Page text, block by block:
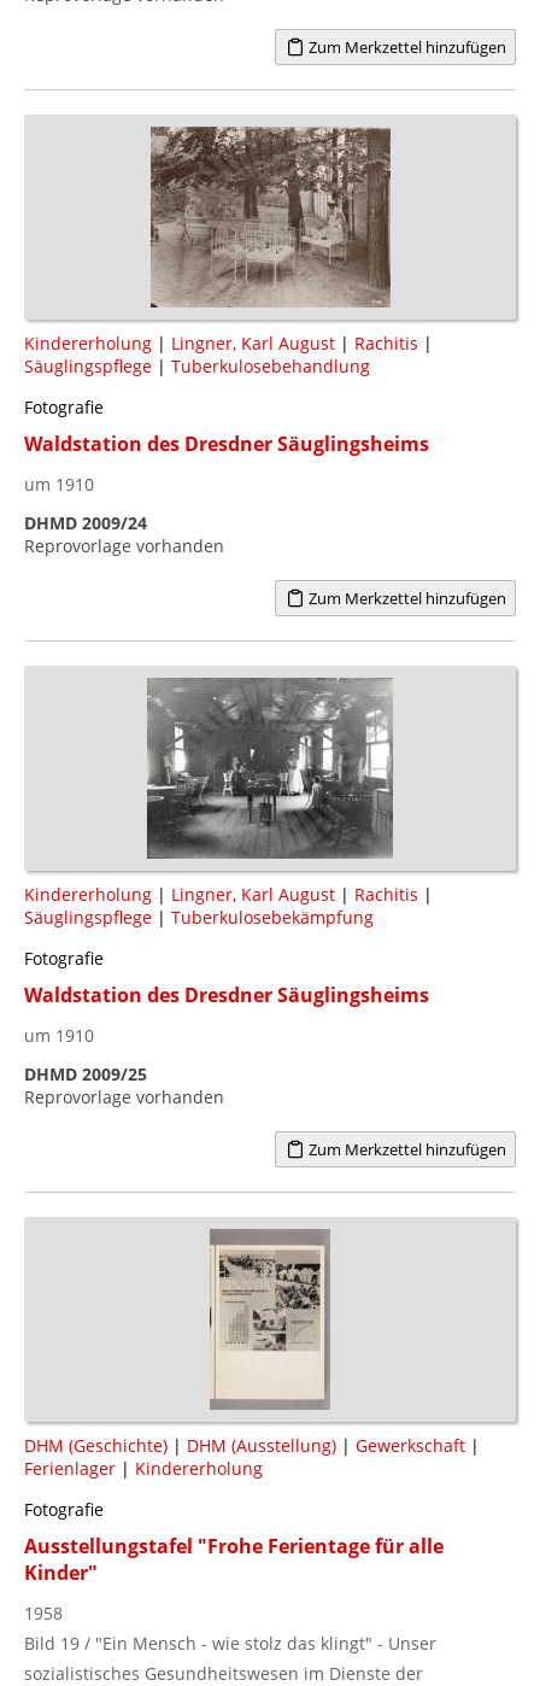
Zum Merkzettel hinzufügen
Kindererholung | Lingner, Karl August | Rachitis |
Säuglingspflege | Tuberkulosebehandlung
Fotografie
Waldstation des Dresdner Säuglingsheims
um 1910
DHMD 2009/24
Reprovorlage vorhanden
Zum Merkzettel hinzufügen
Kindererholung | Lingner, Karl August | Rachitis |
Säuglingspflege | Tuberkulosebekämpfung
Fotografie
Waldstation des Dresdner Säuglingsheims
um 1910
DHMD 2009/25
Reprovorlage vorhanden
Zum Merkzettel hinzufügen
DHM (Geschichte) | DHM (Ausstellung) | Gewerkschaft |
Ferienlager | Kindererholung
Fotografie
Ausstellungstafel "Frohe Ferientage für alle
Kinder"
1958
Bild 19 / "Ein Mensch - wie stolz das klingt" - Unser
sozialistisches Gesundheitswesen im Dienste der